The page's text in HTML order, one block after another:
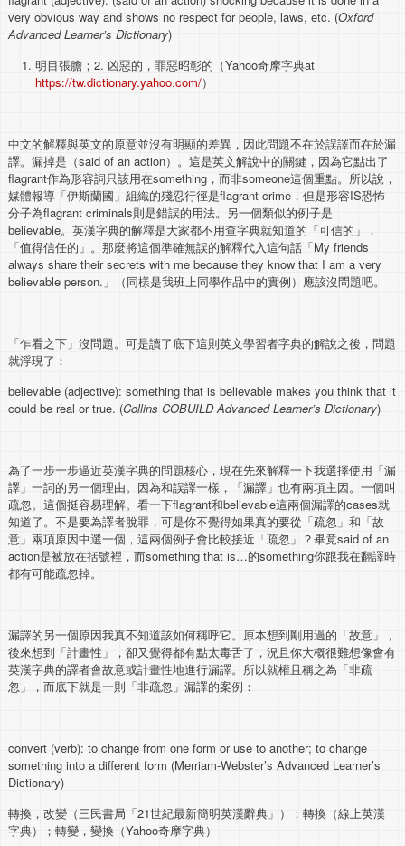
very obvious way and shows no respect for people, laws, etc. (Oxford
Advanced Learner’s Dictionary)
明目張膽；2. 凶惡的，罪惡昭彰的（Yahoo奇摩字典at
https://tw.dictionary.yahoo.com/）
中文的解釋與英文的原意並沒有明顯的差異，因此問題不在於誤譯而在於漏
譯。漏掉是（said of an action）。這是英文解說中的關鍵，因為它點出了
flagrant作為形容詞只該用在something，而非someone這個重點。所以說，
媒體報導「伊斯蘭國」組織的殘忍行徑是flagrant crime，但是形容IS恐怖
分子為flagrant criminals則是錯誤的用法。另一個類似的例子是
believable。英漢字典的解釋是大家都不用查字典就知道的「可信的」，
「值得信任的」。那麼將這個準確無誤的解釋代入這句話「My friends
always share their secrets with me because they know that I am a very
believable person.」（同樣是我班上同學作品中的實例）應該沒問題吧。
「乍看之下」沒問題。可是讀了底下這則英文學習者字典的解說之後，問題
就浮現了：
believable (adjective): something that is believable makes you think that it
could be real or true. (Collins COBUILD Advanced Learner’s Dictionary)
為了一步一步逼近英漢字典的問題核心，現在先來解釋一下我選擇使用「漏
譯」一詞的另一個理由。因為和誤譯一樣，「漏譯」也有兩項主因。一個叫
疏忽。這個挺容易理解。看一下flagrant和believable這兩個漏譯的cases就
知道了。不是要為譯者脫罪，可是你不覺得如果真的要從「疏忽」和「故
意」兩項原因中選一個，這兩個例子會比較接近「疏忽」？畢竟said of an
action是被放在括號裡，而something that is…的something你跟我在翻譯時
都有可能疏忽掉。
漏譯的另一個原因我真不知道該如何稱呼它。原本想到剛用過的「故意」，
後來想到「計畫性」，卻又覺得都有點太毒舌了，況且你大概很難想像會有
英漢字典的譯者會故意或計畫性地進行漏譯。所以就權且稱之為「非疏
忽」，而底下就是一則「非疏忽」漏譯的案例：
convert (verb): to change from one form or use to another; to change
something into a different form (Merriam-Webster’s Advanced Learner’s
Dictionary)
轉換，改變（三民書局「21世紀最新簡明英漢辭典」）；轉換（線上英漢
字典）；轉變，變換（Yahoo奇摩字典）